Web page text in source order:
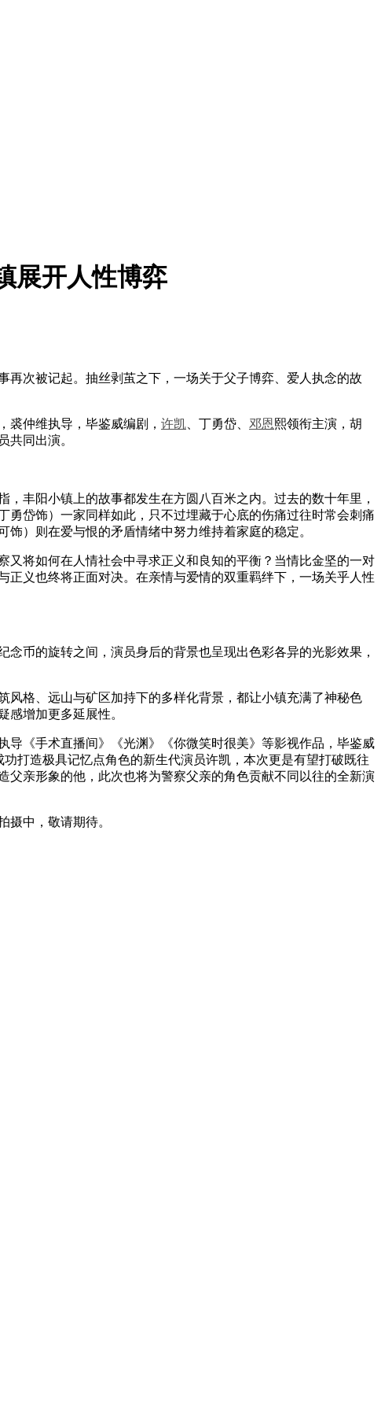
展开人性博弈
次被记起。抽丝剥茧之下，一场关于父子博弈、爱人执念的故
仲维执导，毕鉴威编剧， 许凯 、丁勇岱、 邓恩熙领衔主演，胡
共同出演。
丰阳小镇上的故事都发生在方圆八百米之内。过去的数十年里，
岱饰）一家同样如此，只不过埋藏于心底的伤痛过往时常会刺痛
）则在爱与恨的矛盾情绪中努力维持着家庭的稳定。
将如何在人情社会中寻求正义和良知的平衡？当情比金坚的一对
义也终将正面对决。在亲情与爱情的双重羁绊下，一场关乎人性
的旋转之间，演员身后的背景也呈现出色彩各异的光影效果，
格、远山与矿区加持下的多样化背景，都让小镇充满了神秘色
增加更多延展性。
《手术直播间》《光渊》《你微笑时很美》等影视作品，毕鉴威
打造极具记忆点角色的新生代演员许凯，本次更是有望打破既往
亲形象的他，此次也将为警察父亲的角色贡献不同以往的全新演
中，敬请期待。